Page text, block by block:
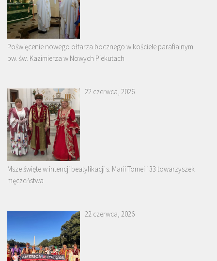
Poświęcenie nowego ołtarza bocznego w kościele parafialnym
pw. św. Kazimierza w Nowych Piekutach
22 czerwca, 2026
Msze święte w intencji beatyfikacji s. Marii Tomei i 33 towarzyszek
męczeństwa
22 czerwca, 2026